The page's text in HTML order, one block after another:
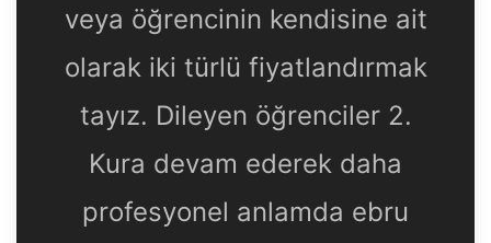
veya öğrencinin kendisine ait
olarak iki türlü fiyatlandırmak
tayız. Dileyen öğrenciler 2.
Kura devam ederek daha
profesyonel anlamda ebru